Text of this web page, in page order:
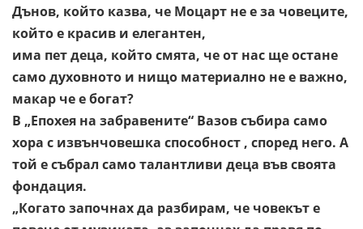
Дънов, който казва, че Моцарт не е за човеците,
който е красив и елегантен,
има пет деца, който смята, че от нас ще остане
само духовното и нищо материално не е важно,
макар че е богат?
В „Епохея на забравените“ Вазов събира само
хора с извънчовешка способност , според него. А
той е събрал самоталантливи деца във своята
фондация.
„Когато започнах да разбирам, че човекът е